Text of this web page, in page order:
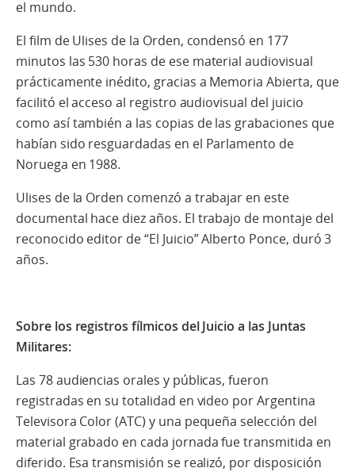
el mundo.
El film de Ulises de la Orden, condensó en 177
minutos las 530 horas de ese material audiovisual
prácticamente inédito, gracias a Memoria Abierta, que
facilitó el acceso al registro audiovisual del juicio
como así también a las copias de las grabaciones que
habían sido resguardadas en el Parlamento de
Noruega en 1988.
Ulises de la Orden comenzó a trabajar en este
documental hace diez años. El trabajo de montaje del
reconocido editor de “El Juicio” Alberto Ponce, duró 3
años.
Sobre los registros fílmicos del Juicio a las Juntas
Militares:
Las 78 audiencias orales y públicas, fueron
registradas en su totalidad en video por Argentina
Televisora Color (ATC) y una pequeña selección del
material grabado en cada jornada fue transmitida en
diferido. Esa transmisión se realizó, por disposición